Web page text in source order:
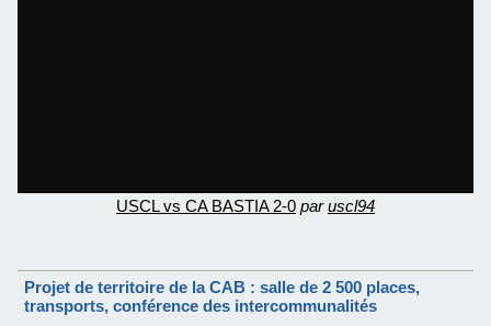
USCL vs CA BASTIA 2-0 paruscl94
Projet de territoire de la CAB : salle de 2 500 places,
transports, conférence des intercommunalités